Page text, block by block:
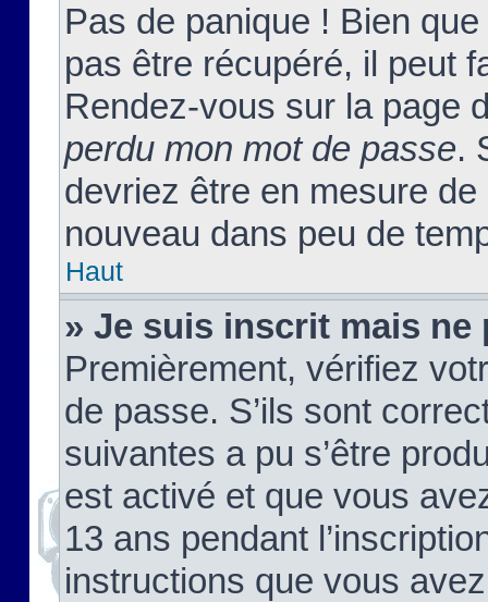
Pas de panique ! Bien
pas être récupéré, il peut
Rendez-vous sur la page
perdu mon mot de passe.
devriez être en mesure
nouveau dans peu de
Haut
» Je suis inscrit mais ne
Premièrement, vérifiez
de passe. S’ils sont
suivantes a pu s’être
est activé et que vous
13 ans pendant
instructions que vous